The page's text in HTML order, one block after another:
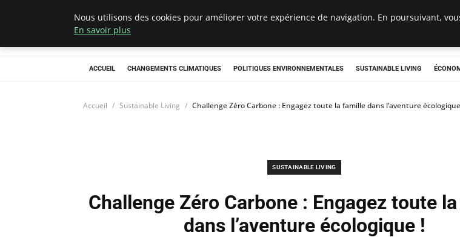
Climategatecountryclub.com
ACCUEIL CHANGEMENTS CLIMATIQUES POLITIQUES ENVIRONNEMENTALES SUSTAINABLE LIVING
Accueil Sustainable Living Challenge Zéro Carbone : Engagez toute la famille dans l’aventure
SUSTAINABLE LIVING
Challenge Zéro Carbone : Engagez toute
dans l’aventure écologique !
Nous utilisons des cookies pour améliorer votre expérience de navigation. En poursuivant,
En savoir plus